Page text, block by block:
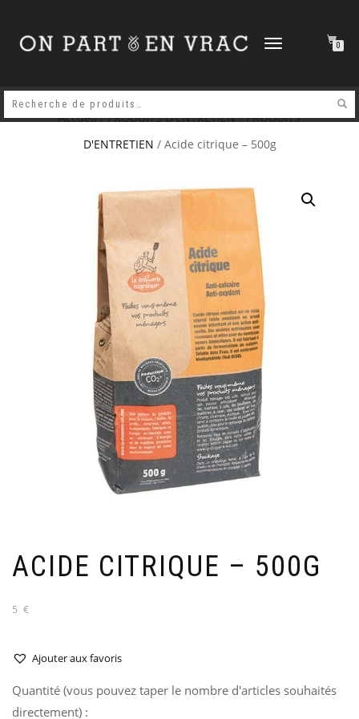
DÉPLIER
0
Accueil/PRODUITS D'ENTRETIEN/PRODUITS
D'ENTRETIEN / Acide citrique – 500g
ACIDE CITRIQUE – 500G
5 €
Ajouter aux favoris
Quantité (vous pouvez taper le nombre d'articles souhaités
directement) :